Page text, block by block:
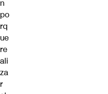
n
po
rq
ue
re
ali
za
r